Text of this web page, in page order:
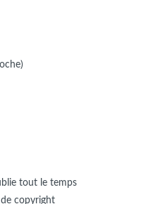
tout le temps
copyright